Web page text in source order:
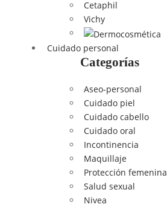
Cetaphil
Vichy
Cuidado personal
Categorías
Aseo-personal
Cuidado piel
Cuidado cabello
Cuidado oral
Incontinencia
Maquillaje
Protección femenina
Salud sexual
Nivea